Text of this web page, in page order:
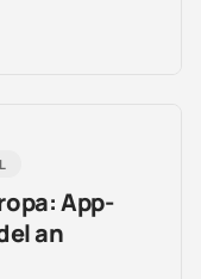
App-
an